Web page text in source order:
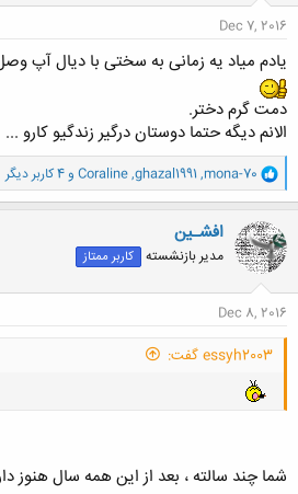
Dec 7, 2016
یادم میاد یه زمانی به سختی با دیال آپ وصل
دمت گرم دختر.
الانم دیگه حتما دوستان درگیر زندگیو کارو ...
و
ا
ک
ن
ش
ه
ا
mona-70
,
ghazal1991
,
Coraline و 4 کاربر دیگر
افشـین
مدیر بازنشسته کاربر ممتاز
Dec 8, 2016
essyh2003 گفت:
شما چند سالته ، بعد از این همه سال هنوز